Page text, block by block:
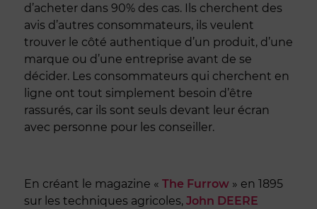
d’acheter dans 90% des cas. Ils cherchent des
avis d’autres consommateurs, ils veulent
trouver le côté authentique d’un produit, d’une
marque ou d’une entreprise avant de se
décider. Les consommateurs qui cherchent en
ligne ont tout simplement besoin d’être
rassurés, car ils sont seuls devant leur écran
avec personne pour les conseiller.
En créant le magazine « The Furrow» en 1895
sur les techniques agricoles, John DEERE